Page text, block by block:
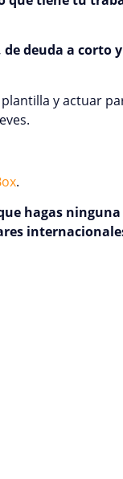
deuda a corto
y actuar
.
hagas